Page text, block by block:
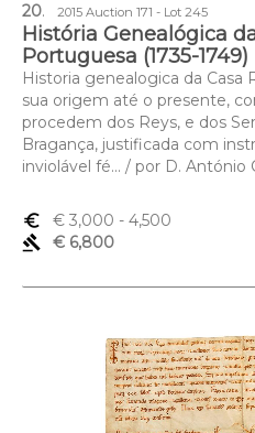
20. 2015 Auction 171 - Lot 245
História Genealógica
Portuguesa (1735-1749)
Historia genealogica da Casa
sua origem até o presente,
procedem dos Reys, e dos
Bragança, justificada com
inviolável fé... / por D. António
euro_symbol € 3,000 - 4,500
gavel
€ 6,800